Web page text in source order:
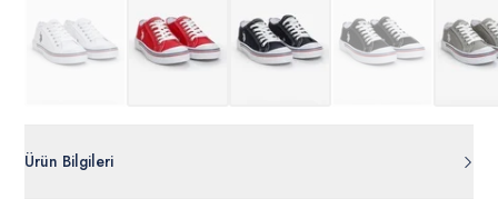
Ürün Bilgileri